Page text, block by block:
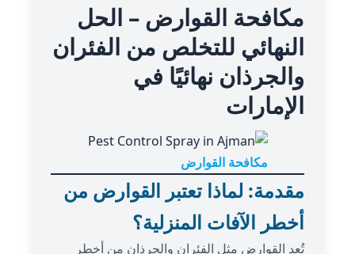
مكافحة القوارض – الحل
النهائي للتخلص من الفئران
والجرذان نهائيًا في
الإمارات
مكافحة القوارض
مقدمة: لماذا تعتبر القوارض من
أخطر الآفات المنزلية؟
تُعد القوارض مثل الفئران والجرذان من أخطر